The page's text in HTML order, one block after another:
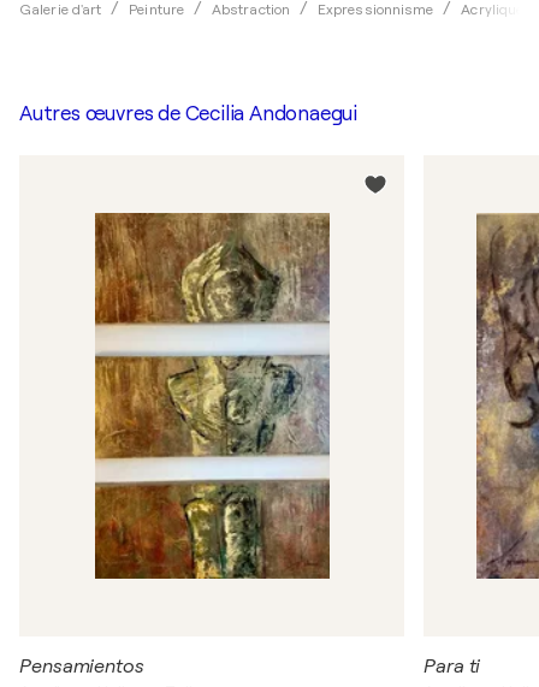
Galerie d'art Peinture Abstraction Expressionnisme Acrylique
Autres œuvres de Cecilia Andonaegui
Pensamientos Para ti